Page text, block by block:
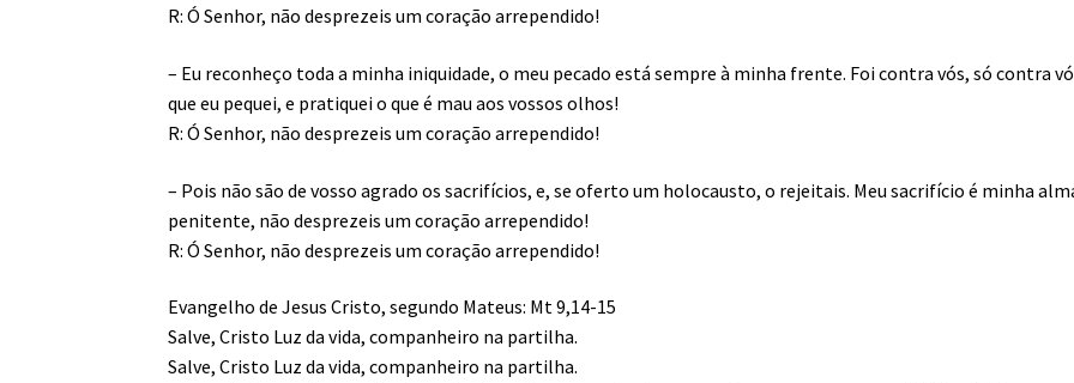
R: Ó Senhor, não desprezeis um coração arrependido!
– Eu reconheço toda a minha iniquidade, o meu pecado está sempre à minha frente. Foi contra vós, só contra
que eu pequei, e pratiquei o que é mau aos vossos olhos!
R: Ó Senhor, não desprezeis um coração arrependido!
– Pois não são de vosso agrado os sacrifícios, e, se oferto um holocausto, o rejeitais. Meu sacrifício é minha
penitente, não desprezeis um coração arrependido!
R: Ó Senhor, não desprezeis um coração arrependido!
Evangelho de Jesus Cristo, segundo Mateus: Mt 9,14-15
Salve, Cristo Luz da vida, companheiro na partilha.
Salve, Cristo Luz da vida, companheiro na partilha.